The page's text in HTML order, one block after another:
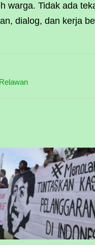
warga. Tidak ada
dialog, dan kerja
Relawan